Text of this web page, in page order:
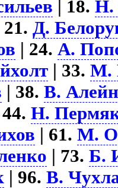
| 18.Н.
21.Д.
| 24.А.
| 33.М.
| 38.В.
44.Н.
| 61.М.
| 73.Б.
| 96.В.